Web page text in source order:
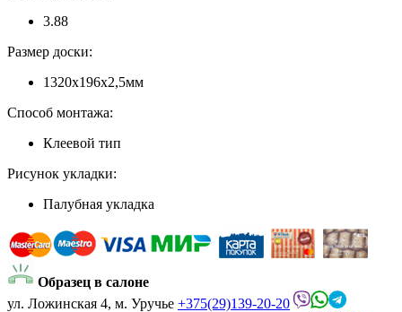
3.88
Размер доски:
1320x196x2,5мм
Способ монтажа:
Клеевой тип
Рисунок укладки:
Палубная укладка
Образец в салоне
ул. Ложинская 4, м. Уручье +375(29)139-20-20